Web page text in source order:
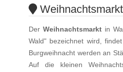
Der Weihnachtsmarkt in
Wald" bezeichnet wird,
Burgweihnacht werden an
Auf die kleinen